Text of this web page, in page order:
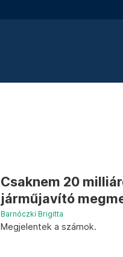
Csaknem 20
járműjavító
Barnóczki Brigitta
Megjelentek a számok.